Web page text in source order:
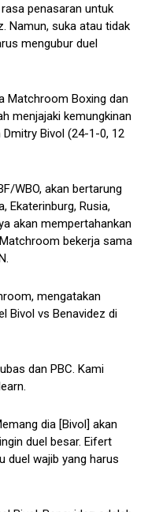
penasaran untuk
Namun, suka atau tidak
mengubur duel
Matchroom Boxing dan
menjajaki kemungkinan
Bivol (24-1-0, 12
WBO, akan bertarung
Ekaterinburg, Rusia,
akan mempertahankan
bekerja sama
mengatakan
Bivol vs Benavidez di
dan PBC. Kami
dia [Bivol] akan
duel besar. Eifert
duel wajib yang harus